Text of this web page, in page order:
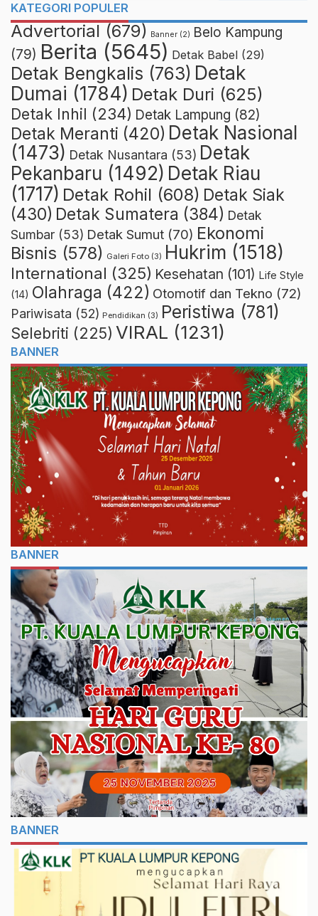
KATEGORI POPULER
Advertorial (679) Banner (2) Belo Kampung
(79) Berita (5645) Detak Babel (29)
Detak Bengkalis (763) Detak
Dumai (1784) Detak Duri (625)
Detak Inhil (234) Detak Lampung (82)
Detak Meranti (420) Detak Nasional
(1473) Detak Nusantara (53) Detak
Pekanbaru (1492) Detak Riau
(1717) Detak Rohil (608) Detak Siak
(430) Detak Sumatera (384) Detak
Sumbar (53) Detak Sumut (70) Ekonomi
Bisnis (578) Galeri Foto (3) Hukrim (1518)
International (325) Kesehatan (101) Life Style
(14) Olahraga (422) Otomotif dan Tekno (72)
Pariwisata (52) Pendidikan (3) Peristiwa (781)
Selebriti (225) VIRAL (1231)
BANNER
BANNER
BANNER